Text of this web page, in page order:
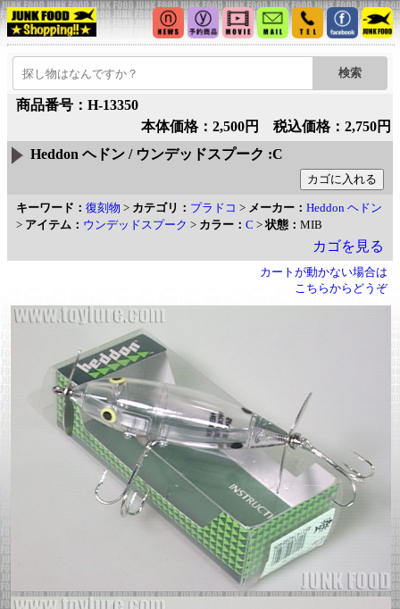
商品番号：H-13350
本体価格：2,500円 税込価格：2,750円
Heddon ヘドン / ウンデッドスプーク :C
キーワード： 復刻物 > カテゴリ： プラドコ > メーカー： Heddon ヘドン
> アイテム： ウンデッドスプーク > カラー： C >状態： MIB
カゴを見る
カートが動かない場合は
こちらからどうぞ